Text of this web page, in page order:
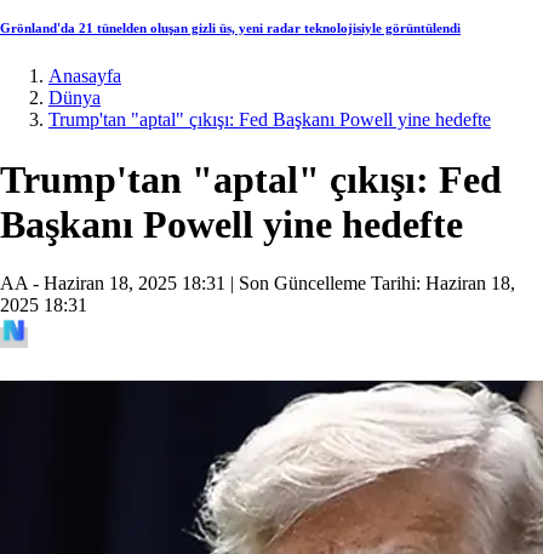
Grönland'da 21 tünelden oluşan gizli üs, yeni radar teknolojisiyle görüntülendi
Anasayfa
Dünya
Trump'tan "aptal" çıkışı: Fed Başkanı Powell yine hedefte
Trump'tan "aptal" çıkışı: Fed
Başkanı Powell yine hedefte
AA - Haziran 18, 2025 18:31 | Son Güncelleme Tarihi: Haziran 18,
2025 18:31